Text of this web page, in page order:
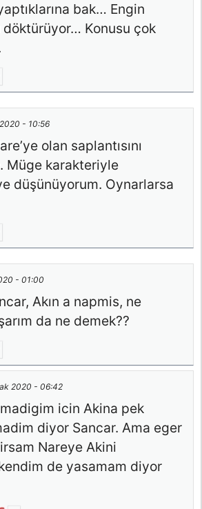
bak… Engin
Konusu çok
- 10:56
olan saplantısını
Müge karakteriyle
düşünüyorum. Oynarlarsa
- 01:00
Akın a napmis, ne
da ne demek??
2020 - 06:42
icin Akina pek
diyor Sancar. Ama eger
Nareye Akini
de yasamam diyor